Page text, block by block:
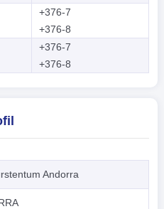
+376-7
+376-8
+376-7
+376-8
Andorra